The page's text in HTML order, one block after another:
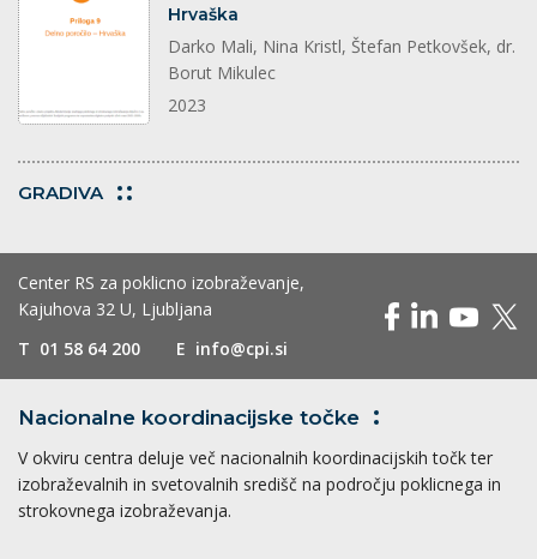
Hrvaška
Darko Mali, Nina Kristl, Štefan Petkovšek, dr.
Borut Mikulec
2023
GRADIVA
Center RS za poklicno izobraževanje,
Kajuhova 32 U, Ljubljana
T 01 58 64 200 E info@cpi.si
Nacionalne koordinacijske točke
V okviru centra deluje več nacionalnih koordinacijskih točk ter
izobraževalnih in svetovalnih središč na področju poklicnega in
strokovnega izobraževanja.